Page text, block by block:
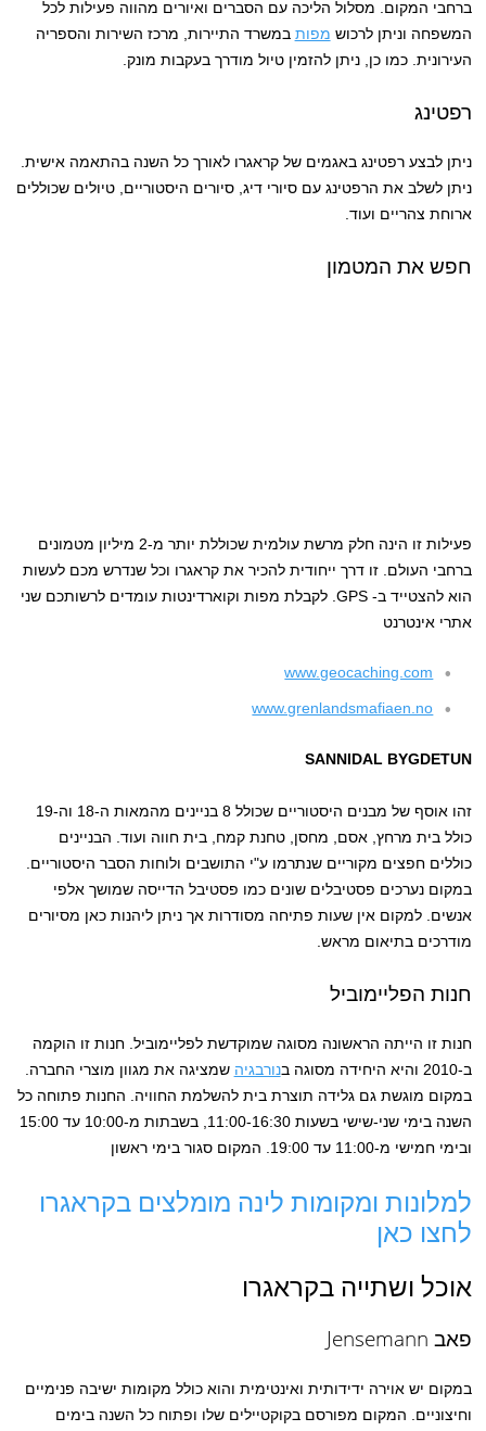
ברחבי המקום. מסלול הליכה עם הסברים ואיורים מהווה פעילות לכל
המשפחה וניתן לרכוש מפות במשרד התיירות, מרכז השירות והספריה
העירונית. כמו כן, ניתן להזמין טיול מודרך בעקבות מונק.
רפטינג
ניתן לבצע רפטינג באגמים של קראגרו לאורך כל השנה בהתאמה אישית.
ניתן לשלב את הרפטינג עם סיורי דיג, סיורים היסטוריים, טיולים שכוללים
ארוחת צהריים ועוד.
חפש את המטמון
פעילות זו הינה חלק מרשת עולמית שכוללת יותר מ-2 מיליון מטמונים
ברחבי העולם. זו דרך ייחודית להכיר את קראגרו וכל שנדרש מכם לעשות
הוא להצטייד ב- GPS. לקבלת מפות וקוארדינטות עומדים לרשותכם שני
אתרי אינטרנט
www.geocaching.com
www.grenlandsmafiaen.no
SANNIDAL BYGDETUN
זהו אוסף של מבנים היסטוריים שכולל 8 בניינים מהמאות ה-18 וה-19
כולל בית מרחץ, אסם, מחסן, טחנת קמח, בית חווה ועוד. הבניינים
כוללים חפצים מקוריים שנתרמו ע"י התושבים ולוחות הסבר היסטוריים.
במקום נערכים פסטיבלים שונים כמו פסטיבל הדייסה שמושך אלפי
אנשים. למקום אין שעות פתיחה מסודרות אך ניתן ליהנות כאן מסיורים
מודרכים בתיאום מראש.
חנות הפליימוביל
חנות זו הייתה הראשונה מסוגה שמוקדשת לפליימוביל. חנות זו הוקמה
ב-2010 והיא היחידה מסוגה ב
נורבגיה שמציגה את מגוון מוצרי החברה.
במקום מוגשת גם גלידה תוצרת בית להשלמת החוויה. החנות פתוחה כל
השנה בימי שני-שישי בשעות 11:00-16:30, בשבתות מ-10:00 עד 15:00
ובימי חמישי מ-11:00 עד 19:00. המקום סגור בימי ראשון
למלונות ומקומות לינה מומלצים בקראגרו
לחצו כאן
אוכל ושתייה בקראגרו
פאב Jensemann
במקום יש אוירה ידידותית ואינטימית והוא כולל מקומות ישיבה פנימיים
וחיצוניים. המקום מפורסם בקוקטיילים שלו ופתוח כל השנה בימים